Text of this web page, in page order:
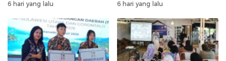
dengan Garansi Ekstra
6 hari yang lalu
Hunian Masyarakat
6 hari yang lalu